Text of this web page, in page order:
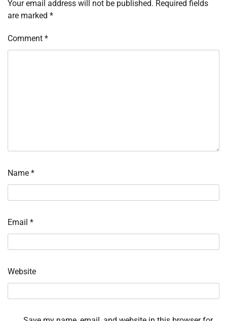
Your email address will not be published. Required fields
are marked *
Comment *
Name *
Email *
Website